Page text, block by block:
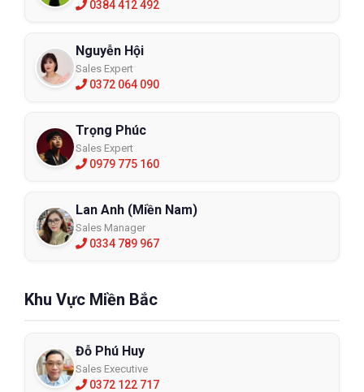
0384 412 492
Nguyễn Hội
Sales Expert
0372 064 090
Trọng Phúc
Sales Expert
0979 775 160
Lan Anh (Miền Nam)
Sales Manager
0334 789 967
Khu Vực Miền Bắc
Đỗ Phú Huy
Sales Executive
0372 122 717